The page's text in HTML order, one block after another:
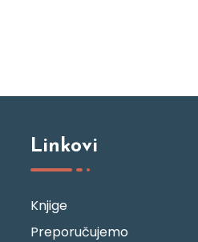
Linkovi
Knjige
Preporučujemo